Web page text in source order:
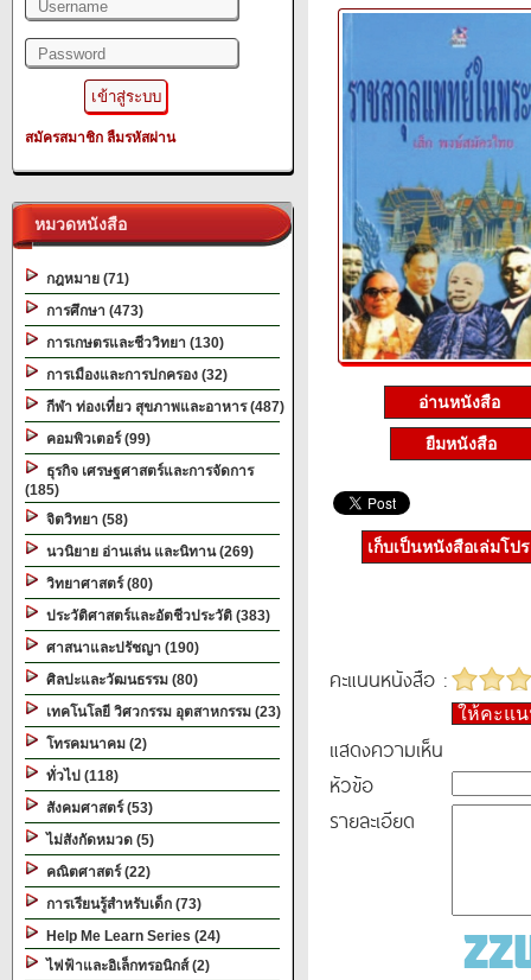
สมัครสมาชิก ลืมรหัสผ่าน
หมวดหนังสือ
กฎหมาย (71)
การศึกษา (473)
การเกษตรและชีววิทยา (130)
การเมืองและการปกครอง (32)
กีฬา ท่องเที่ยว สุขภาพและอาหาร (487)
คอมพิวเตอร์ (99)
ธุรกิจ เศรษฐศาสตร์และการจัดการ
(185)
จิตวิทยา (58)
นวนิยาย อ่านเล่น และนิทาน (269)
วิทยาศาสตร์ (80)
ประวัติศาสตร์และอัตชีวประวัติ (383)
ศาสนาและปรัชญา (190)
ศิลปะและวัฒนธรรม (80)
เทคโนโลยี วิศวกรรม อุตสาหกรรม (23)
โทรคมนาคม (2)
ทั่วไป (118)
สังคมศาสตร์ (53)
ไม่สังกัดหมวด (5)
คณิตศาสตร์ (22)
การเรียนรู้สำหรับเด็ก (73)
Help Me Learn Series (24)
ไฟฟ้าและอิเล็กทรอนิกส์ (2)
อ่านหนังสือ
ยืมหนังสือ
เก็บเป็นหนังสือเล่มโป
คะแนนหนังสือ :
ให้คะแ
แสดงความเห็น
หัวข้อ
รายละเอียด